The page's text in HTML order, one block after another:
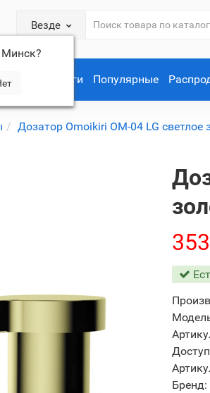
Минск?
Везде
Услуги Популярные
Дозатор Omoikiri OM-04 LG светлое
Бренд: